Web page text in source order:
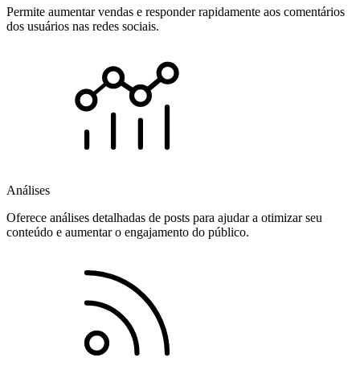
Permite aumentar vendas e responder rapidamente aos comentários
dos usuários nas redes sociais.
Análises
Oferece análises detalhadas de posts para ajudar a otimizar seu
conteúdo e aumentar o engajamento do público.